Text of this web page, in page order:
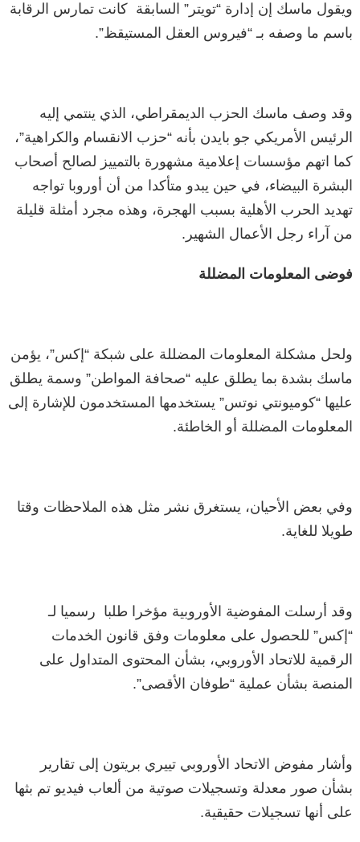
ويقول ماسك إن إدارة “تويتر” السابقة كانت تمارس الرقابة
باسم ما وصفه بـ “فيروس العقل المستيقظ”.
وقد وصف ماسك الحزب الديمقراطي، الذي ينتمي إليه
الرئيس الأمريكي جو بايدن بأنه “حزب الانقسام والكراهية”،
كما اتهم مؤسسات إعلامية مشهورة بالتمييز لصالح أصحاب
البشرة البيضاء، في حين يبدو متأكدا من أن أوروبا تواجه
تهديد الحرب الأهلية بسبب الهجرة، وهذه مجرد أمثلة قليلة
من آراء رجل الأعمال الشهير.
فوضى المعلومات المضللة
ولحل مشكلة المعلومات المضللة على شبكة “إكس”، يؤمن
ماسك بشدة بما يطلق عليه “صحافة المواطن” وسمة يطلق
عليها “كوميونتي نوتس” يستخدمها المستخدمون للإشارة إلى
المعلومات المضللة أو الخاطئة.
وفي بعض الأحيان، يستغرق نشر مثل هذه الملاحظات وقتا
طويلا للغاية.
وقد أرسلت المفوضية الأوروبية مؤخرا طلبا رسميا لـ
“إكس” للحصول على معلومات وفق قانون الخدمات
الرقمية للاتحاد الأوروبي، بشأن المحتوى المتداول على
المنصة بشأن عملية “طوفان الأقصى”.
وأشار مفوض الاتحاد الأوروبي تييري بريتون إلى تقارير
بشأن صور معدلة وتسجيلات صوتية من ألعاب فيديو تم بثها
على أنها تسجيلات حقيقية.